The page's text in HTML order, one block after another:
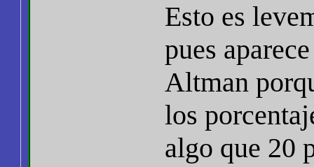
Esto es
pues
Altman
los
algo que 20